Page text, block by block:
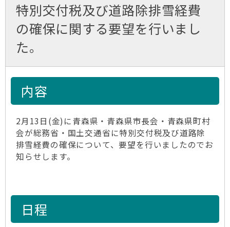
特別交付税及び道路除排雪経費
の確保に関する要望を行いまし
た。
内容
2月13日(金)に青森県・青森県市長会・青森県町村
会が総務省・国土交通省に特別交付税及び道路除
排雪経費の確保について、要望を行いましたのでお
知らせします。
日程